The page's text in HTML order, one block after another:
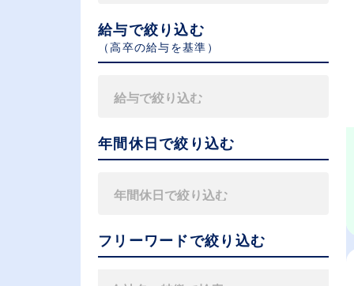
給与で絞り込む
（⾼卒の給与を基準）
年間休日で絞り込む
フリーワードで絞り込む